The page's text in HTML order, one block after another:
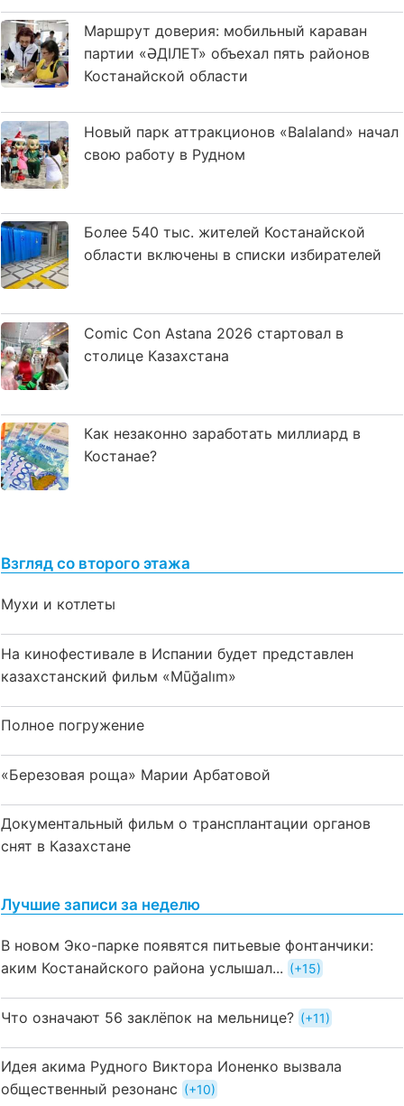
Маршрут доверия: мобильный караван
партии «ӘДІЛЕТ» объехал пять районов
Костанайской области
Новый парк аттракционов «Balaland» начал
свою работу в Рудном
Более 540 тыс. жителей Костанайской
области включены в списки избирателей
Comic Con Astana 2026 стартовал в
столице Казахстана
Как незаконно заработать миллиард в
Костанае?
Взгляд со второго этажа
Мухи и котлеты
На кинофестивале в Испании будет представлен
казахстанский фильм «Mūğalım»
Полное погружение
«Березовая роща» Марии Арбатовой
Документальный фильм о трансплантации органов
снят в Казахстане
Лучшие записи за неделю
В новом Эко-парке появятся питьевые фонтанчики:
аким Костанайского района услышал...
+15
Что означают 56 заклёпок на мельнице? +11
Идея акима Рудного Виктора Ионенко вызвала
общественный резонанс
+10